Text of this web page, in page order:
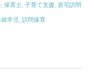
, 保育士, 子育て支援, 居宅訪問
学児, 訪問保育